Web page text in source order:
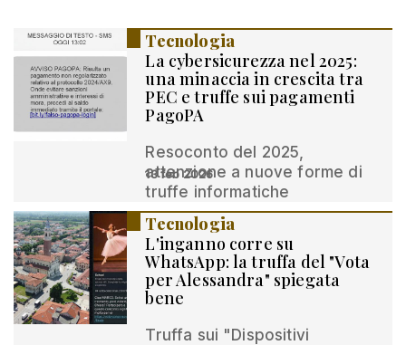
Tecnologia
La cybersicurezza nel 2025:
una minaccia in crescita tra
PEC e truffe sui pagamenti
PagoPA
Resoconto del 2025,
attenzione a nuove forme di
truffe informatiche
13 feb 2026
Tecnologia
L'inganno corre su
WhatsApp: la truffa del "Vota
per Alessandra" spiegata
bene
Truffa sui "Dispositivi